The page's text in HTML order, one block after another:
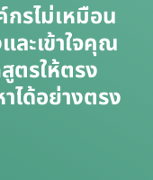
รไม่เหมือน
ละเข้าใจคุณ
ตรให้ตรง
ได้อย่างตรง